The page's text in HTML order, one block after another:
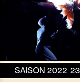
SAISON 2022-23